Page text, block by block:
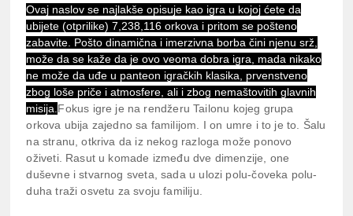
Ovaj naslov se najlakše opisuje kao igra u kojoj ćete da
ubijete (otprilike) 7,238,116 orkova i pritom se pošteno
zabavite. Pošto dinamična i imerzivna borba čini njenu srž,
može da se kaže da je ovo veoma dobra igra, mada nikako
ne može da uđe u panteon igračkih klasika, prvenstveno
zbog loše priče i atmosfere, ali i zbog nemaštovitih glavnih
misija.Fokus igre je na rendžeru Tailonu kojeg grupa
orkova ubija zajedno sa familijom. I on umre i to je to. Šalu
na stranu, otkriva da iz nekog razloga može ponovo
oživeti. Rasut u komade između dve dimenzije, one
duševne i stvarnog sveta, sada u ulozi polu-čoveka polu-
duha traži osvetu za svoju familiju.